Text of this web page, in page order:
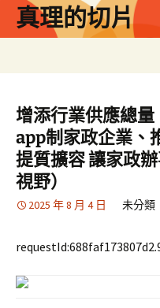
真理的切片
增添行業供應總
app制家政企業、
提質擴容 讓家政
視野）
2025 年 8 月 4 日 未分類